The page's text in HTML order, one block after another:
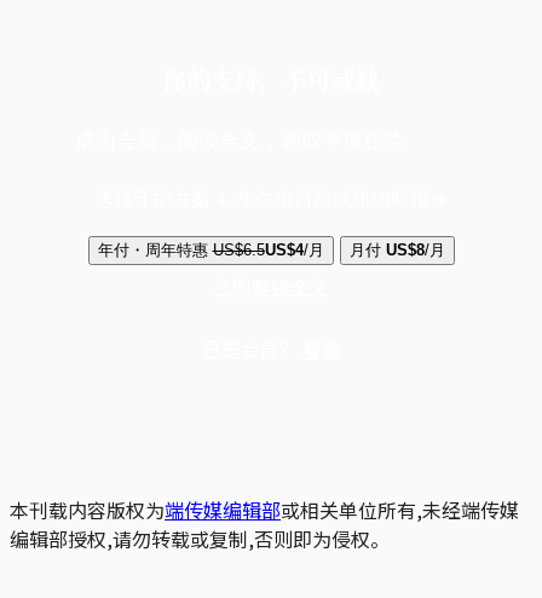
年付・周年特惠 US$6.5US$4/月 月付 US$8/月
本刊载内容版权为端传媒编辑部或相关单位所有,未经端传媒
编辑部授权,请勿转载或复制,否则即为侵权。